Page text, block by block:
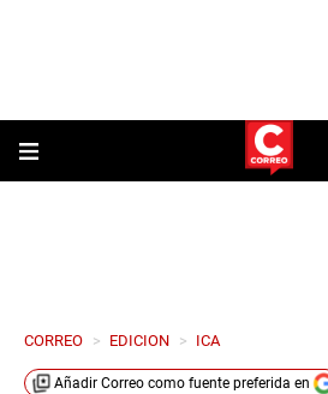
CORREO > EDICION > ICA
Añadir Correo como fuente preferida en